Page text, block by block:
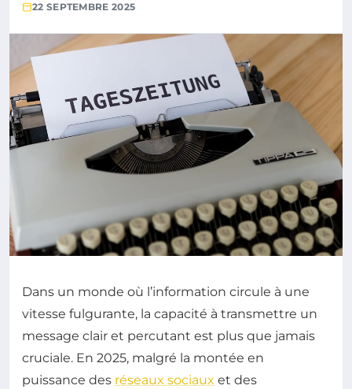
22 SEPTEMBRE 2025
Dans un monde où l’information circule à une
vitesse fulgurante, la capacité à transmettre un
message clair et percutant est plus que jamais
cruciale. En 2025, malgré la montée en
puissance des réseaux sociaux et des